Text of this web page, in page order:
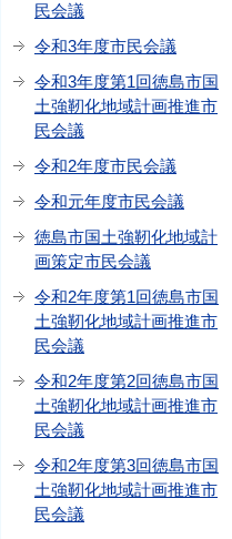
民会議
令和3年度市民会議
令和3年度第1回徳島市国
土強靭化地域計画推進市
民会議
令和2年度市民会議
令和元年度市民会議
徳島市国土強靭化地域計
画策定市民会議
令和2年度第1回徳島市国
土強靭化地域計画推進市
民会議
令和2年度第2回徳島市国
土強靭化地域計画推進市
民会議
令和2年度第3回徳島市国
土強靭化地域計画推進市
民会議